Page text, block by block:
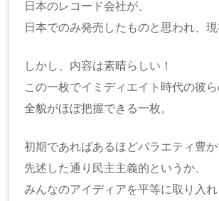
日本のレコード会社が、
日本でのみ発売したものと思われ、現
しかし、内容は素晴らしい！
この一枚でイミディエイト時代の彼
全貌がほぼ把握できる一枚。
初期であればあるほどバラエティ豊か
先述した通り民主主義的というか、
みんなのアイディアを平等に取り入れ